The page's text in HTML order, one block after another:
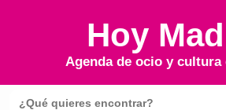
Hoy
Agenda de ocio y cultura